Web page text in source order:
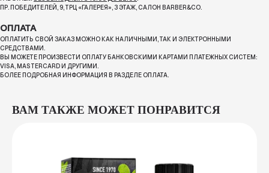
ПР. ПОБЕДИТЕЛЕЙ, 9, ТРЦ «ГАЛЕРЕЯ», 3 ЭТАЖ, САЛОН BARBER&CO.
ОПЛАТА
ОПЛАТИТЬ СВОЙ ЗАКАЗ МОЖНО КАК НАЛИЧНЫМИ, ТАК И ЭЛЕКТРОННЫМИ
СРЕДСТВАМИ.
ВЫ МОЖЕТЕ ПРОИЗВЕСТИ ОПЛАТУ БАНКОВСКИМИ КАРТАМИ ПЛАТЕЖНЫХ СИСТЕМ:
VISA, MASTERCARD И ДРУГИМИ.
БОЛЕЕ ПОДРОБНАЯ ИНФОРМАЦИЯ В РАЗДЕЛЕ ОПЛАТА.
ВАМ ТАКЖЕ МОЖЕТ ПОНРАВИТСЯ